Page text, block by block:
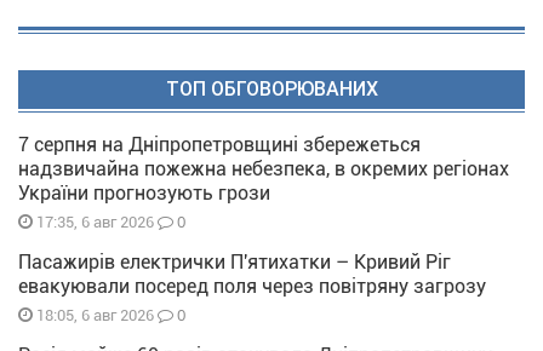
ТОП ОБГОВОРЮВАНИХ
7 серпня на Дніпропетровщині збережеться
надзвичайна пожежна небезпека, в окремих регіонах
України прогнозують грози
17:35, 6 авг 2026 0
Пасажирів електрички П'ятихатки – Кривий Ріг
евакуювали посеред поля через повітряну загрозу
18:05, 6 авг 2026 0